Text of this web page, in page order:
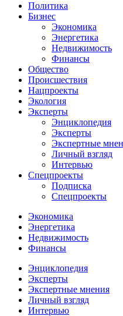
Политика
Бизнес
Экономика
Энергетика
Недвижимость
Финансы
Общество
Происшествия
Нацпроекты
Экология
Эксперты
Энциклопедия
Эксперты
Экспертные
Личный взгляд
Интервью
Спецпроекты
Подписка
Спецпроекты
Экономика
Энергетика
Недвижимость
Финансы
Энциклопедия
Эксперты
Экспертные мнения
Личный взгляд
Интервью